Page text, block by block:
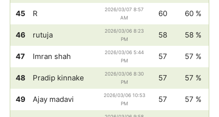
45 R
2026/03/07 8:57
AM
60 60 %
46 rutuja
2026/03/06 8:23
PM
58 58 %
47 Imran shah
2026/03/06 5:44
PM
57 57 %
48 Pradip kinnake
2026/03/06 8:30
PM
57 57 %
49 Ajay madavi
2026/03/06 10:53
PM
57 57 %